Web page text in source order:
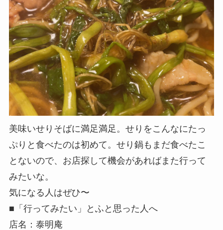
美味いせりそばに満足満足。 せりをこんなにたっ
ぷりと食べたのは初めて。せり鍋もまだ食べたこ
とないので、お店探して機会があればまた行って
みたいな。
気になる人はぜひ〜
■「行ってみたい」とふと思った人へ
店名：泰明庵